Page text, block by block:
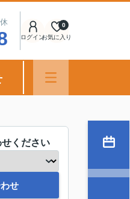
ログインお気に入り
0
ください
せ